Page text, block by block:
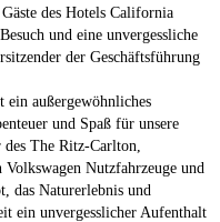
des Hotels California
und eine unvergessliche
der Geschäftsführung
ein außergewöhnliches
und Spaß für unsere
The Ritz-Carlton,
Nutzfahrzeuge und
das Naturerlebnis und
ein unvergesslicher Aufenthalt